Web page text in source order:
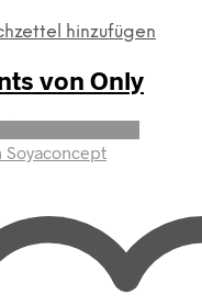
hinzufügen
von Only
Dieses
auf.
Die
Optionen